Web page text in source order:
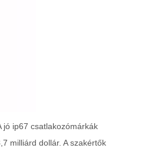
jó ip67 csatlakozómárkák
milliárd dollár. A szakértők